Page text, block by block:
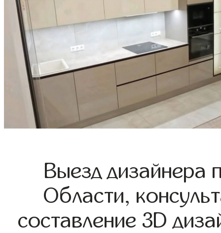
Выезд дизайнера
Области,
составление 3D